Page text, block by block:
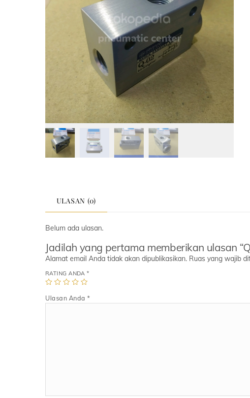
ULASAN (0)
Belum ada ulasan.
Jadilah yang pertama memberikan ulasan
Alamat email Anda tidak akan dipublikasikan. Ruas yang wajib
RATING ANDA*
Ulasan Anda*